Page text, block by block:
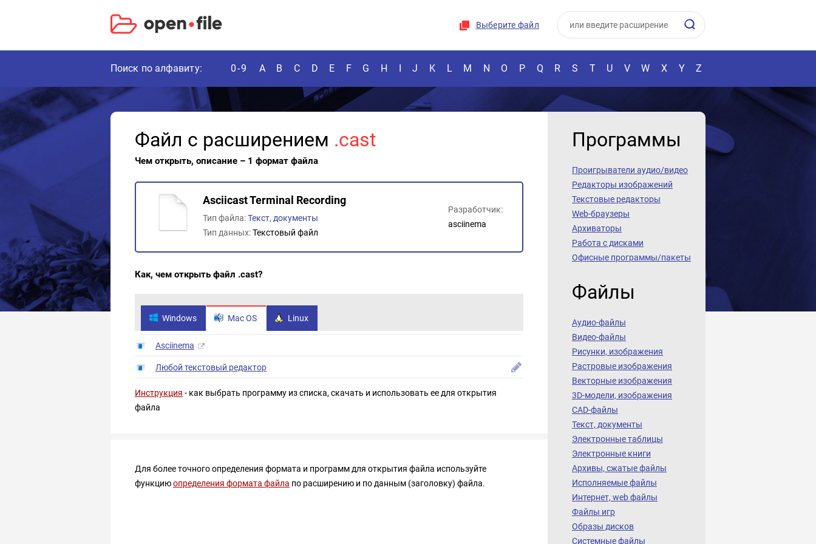
Выберите файл
Поиск по алфавиту: 0-9 A B C D E F G H I J K L M N O P Q R S T U V W X Y Z
Файл с расширением .cast
Чем открыть, описание – 1 формат файла
Asciicast Terminal Recording
Тип файла:Текст, документы
Тип данных:Текстовый файл
Разработчик:
asciinema
Как, чем открыть файл .cast?
Windows Mac OS Linux
Asciinema
Любой текстовый редактор
Инструкция - как выбрать программу из списка, скачать и использовать ее для открытия
файла
Для более точного определения формата и программ для открытия файла используйте
функциюопределения формата файла по расширению и по данным (заголовку) файла.
Программы
Проигрыватели аудио/видео
Редакторы изображений
Текстовые редакторы
Web-браузеры
Архиваторы
Работа с дисками
Офисные программы/пакеты
Файлы
Аудио-файлы
Видео-файлы
Рисунки, изображения
Растровые изображения
Векторные изображения
3D-модели, изображения
CAD-файлы
Текст, документы
Электронные таблицы
Электронные книги
Архивы, сжатые файлы
Исполняемые файлы
Интернет, web файлы
Файлы игр
Образы дисков
Системные файлы